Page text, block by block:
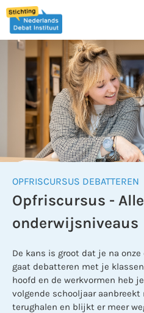
OPFRISCURSUS DEBATTEREN
Opfriscursus - Alle
onderwijsniveaus
De kans is groot dat je na
gaat debatteren met je
hoofd en de werkvormen heb
volgende schooljaar
terughalen en blijkt er meer